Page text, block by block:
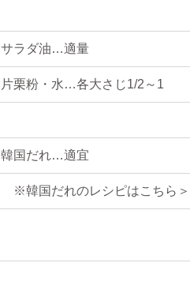
サラダ油…適量
片栗粉・水…各大さじ1/2～1
韓国だれ…適宜
※韓国だれのレシピはこちら＞